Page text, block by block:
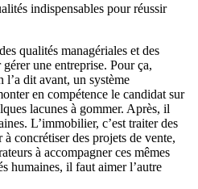
indispensables pour réussir
qualités managériales et des
une entreprise. Pour ça,
dit avant, un système
en compétence le candidat sur
lacunes à gommer. Après, il
L’immobilier, c’est traiter des
concrétiser des projets de vente,
à accompagner ces mêmes
humaines, il faut aimer l’autre